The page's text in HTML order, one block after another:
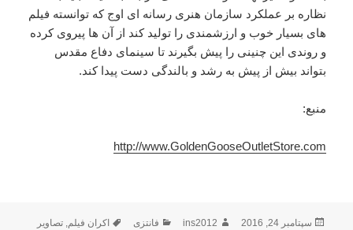
نظاره بر عملکرد سازمان هنری رسانه ای اوج که توانسته فیلم
های بسیار خوب و ارزشمندی را تولید کند از آن ها پیروی کرده
و روندی این چنینی را پیش بگیرند تا سینمای دفاع مقدس
بتواند بیش از پیش به رشد و بالندگی دست پیدا کند.
منبع:
http://www.GoldenGooseOutletStore.com
ارسال
سپتامبر 24, 2016 نویسنده
ins2012 دسته‌ها
فانتزی برچسب‌ها
اکران فیلم,تصاویر